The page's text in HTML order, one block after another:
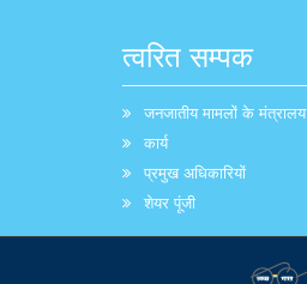
त्वरित सम्पक
जनजातीय मामलों के मंत्रालय
कार्य
प्रमुख अधिकारियों
शेयर पूंजी